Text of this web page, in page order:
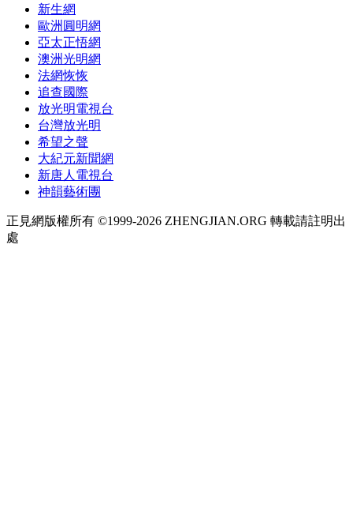
新生網
歐洲圓明網
亞太正悟網
澳洲光明網
法網恢恢
追查國際
放光明電視台
台灣放光明
希望之聲
大紀元新聞網
新唐人電視台
神韻藝術團
正見網版權所有 ©1999-2026 ZHENGJIAN.ORG 轉載請註明出
處